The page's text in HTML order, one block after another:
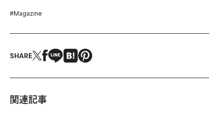
#Magazine
SHARE
関連記事